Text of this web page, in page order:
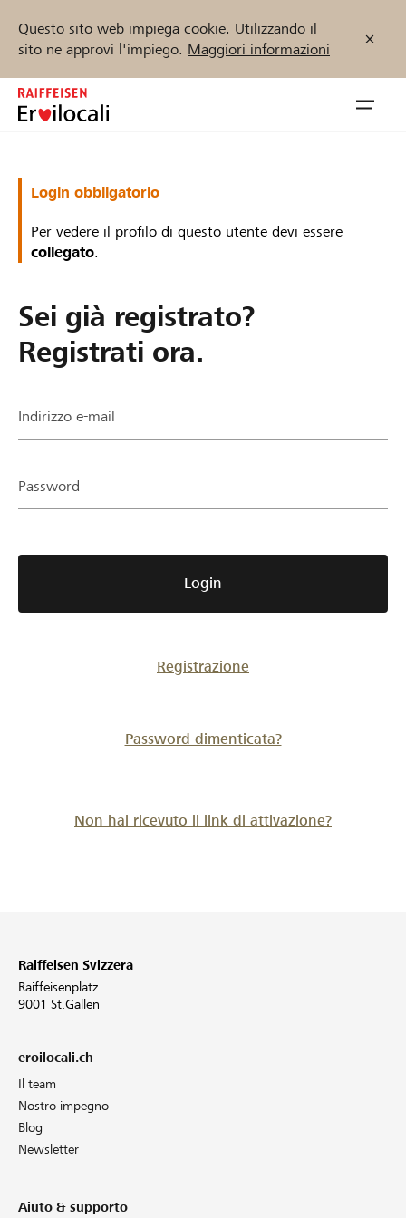
Questo sito web impiega cookie. Utilizzando il
sito ne approvi l'impiego. Maggiori informazioni
Zum
Inhalt
Sostenere
Aiuto & supporto
Partner / Banche Raiffeisen
Login obbligatorio
Per vedere il profilo di questo utente devi essere
collegato.
Sei già registrato?
Registrati ora.
Indirizzo e-mail
Password
Login
Registrazione
Password dimenticata?
Non hai ricevuto il link di attivazione?
Raiffeisen Svizzera
Raiffeisenplatz
9001 St.Gallen
eroilocali.ch
Il team
Nostro impegno
Blog
Newsletter
Aiuto & supporto